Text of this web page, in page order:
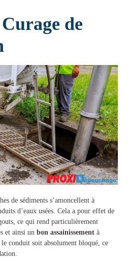
de
de sédiments s’amoncellent à
d’eaux usées. Cela a pour effet de
ce qui rend particulièrement
et ainsi un bon assainissement à
conduit soit absolument bloqué, ce